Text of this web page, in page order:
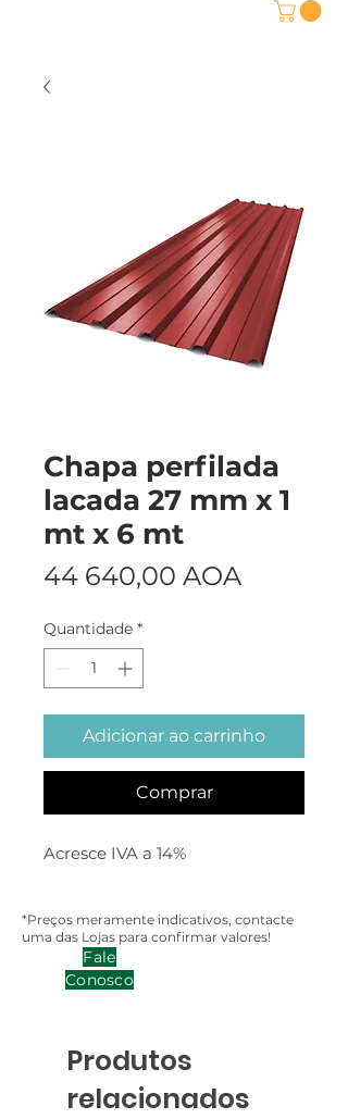
Chapa perfilada
lacada 27 mm x 1
mt x 6 mt
44 640,00 AOA
Quantidade *
Adicionar ao carrinho
Comprar
Acresce IVA a 14%
*Preços meramente indicativos, contacte
uma das Lojas para confirmar valores!
Fale
Conosco
Produtos
relacionados